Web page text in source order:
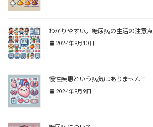
わかりやすい。糖尿病の生活の注意点
2024年9月10日
慢性疾患という病気はありません！
2024年9月9日